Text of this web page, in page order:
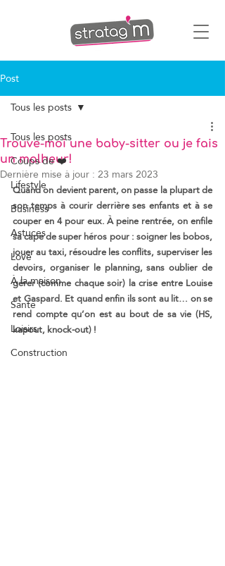
Post
Tous les posts
Coups de ❤️
Lifestyle
Business
Astuces
Love
À la maison
Santé
Loisirs
Construction
Tous les posts
Trouve-moi une baby-sitter ou je fais
un malheur!
Dernière mise à jour :23 mars 2023
Quand on devient parent, on passe la plupart de
son temps à courir derrière ses enfants et à se
couper en 4 pour eux. À peine rentrée, on enfile
sa cape de super héros pour : soigner les bobos,
jouer au taxi, résoudre les conflits, superviser les
devoirs, organiser le planning, sans oublier de
gérer (comme chaque soir) la crise entre Louise
et Gaspard. Et quand enfin ils sont au lit… on se
rend compte qu’on est au bout de sa vie (HS,
kapout, knock-out) !